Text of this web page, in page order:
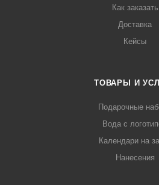
Как заказать
Доставка
Кейсы
ТОВАРЫ И
Подарочные
Вода с
Календари на
Нанесения